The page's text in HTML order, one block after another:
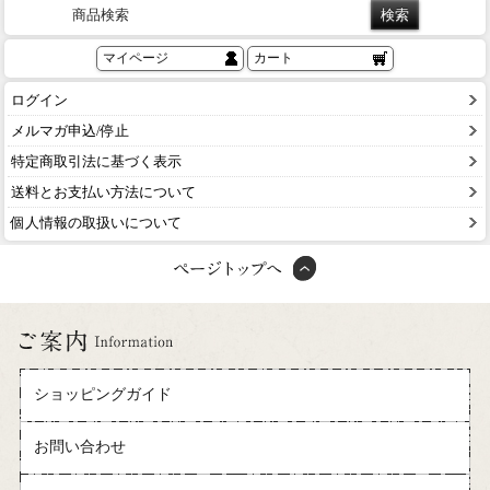
商品検索
マイページ カート
ログイン
メルマガ申込/停止
特定商取引法に基づく表示
送料とお支払い方法について
個人情報の取扱いについて
ショッピングガイド
お問い合わせ